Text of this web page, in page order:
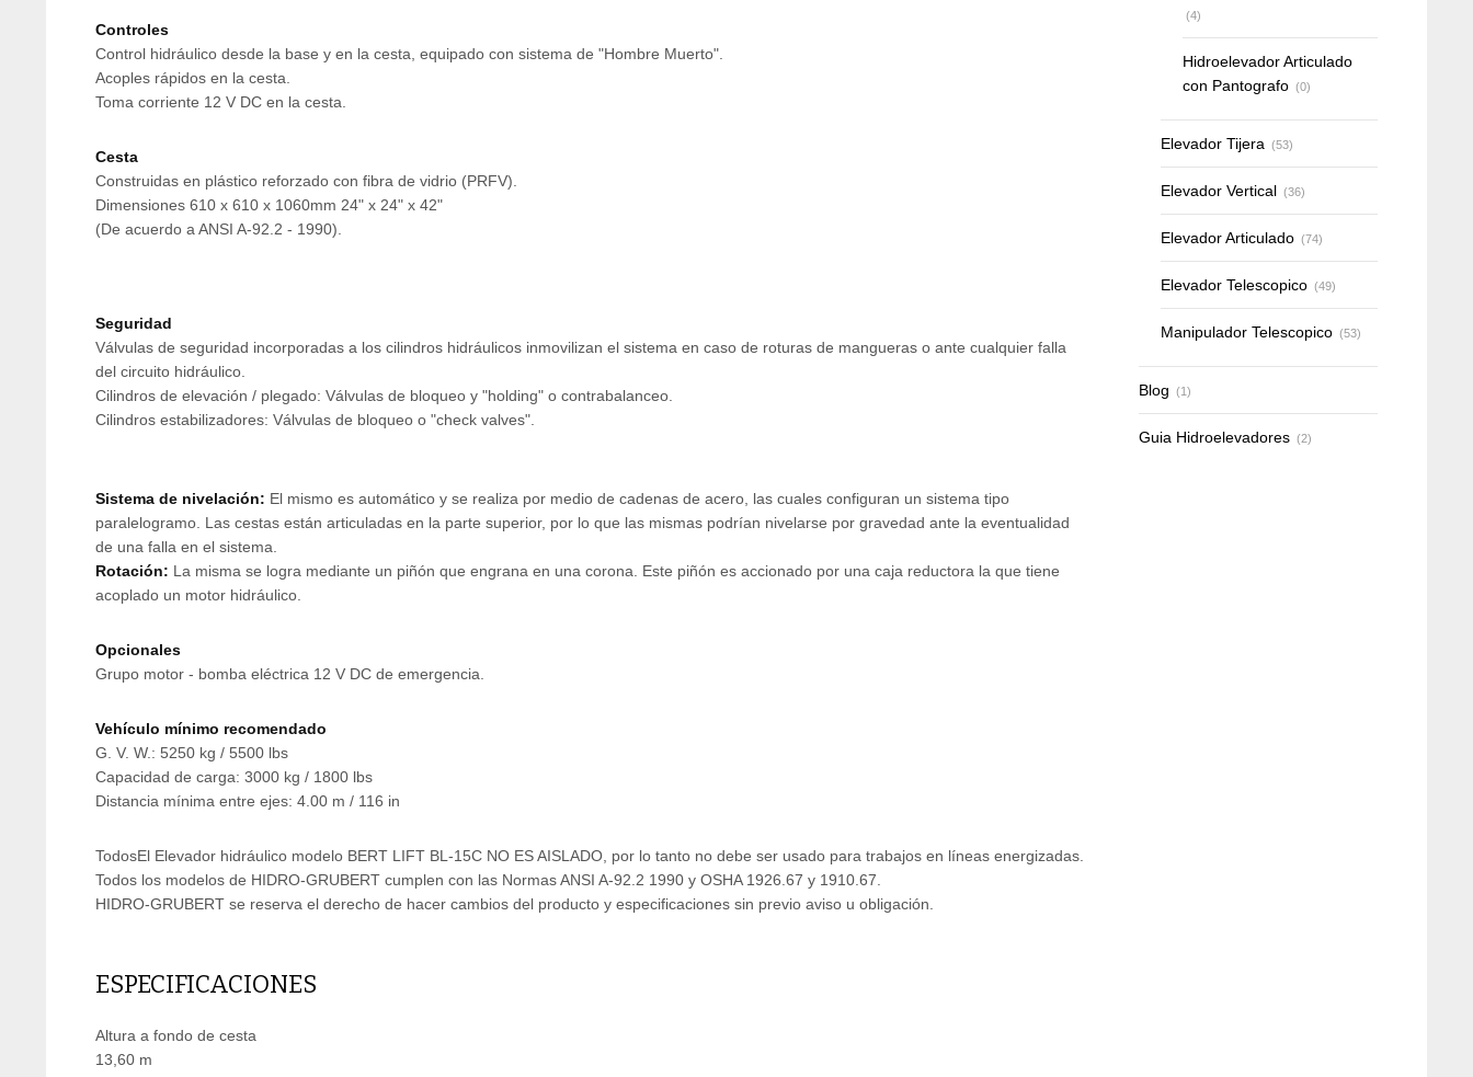
Controles
Control hidráulico desde la base y en la cesta, equipado con sistema de "Hombre Muerto".
Acoples rápidos en la cesta.
Toma corriente 12 V DC en la cesta.
Cesta
Construidas en plástico reforzado con fibra de vidrio (PRFV).
Dimensiones 610 x 610 x 1060mm 24" x 24" x 42"
(De acuerdo a ANSI A-92.2 - 1990).
Seguridad
Válvulas de seguridad incorporadas a los cilindros hidráulicos inmovilizan el sistema en caso de roturas de mangueras o ante cualquier falla
del circuito hidráulico.
Cilindros de elevación / plegado: Válvulas de bloqueo y "holding" o contrabalanceo.
Cilindros estabilizadores: Válvulas de bloqueo o "check valves".
Sistema de nivelación: El mismo es automático y se realiza por medio de cadenas de acero, las cuales configuran un sistema tipo
paralelogramo. Las cestas están articuladas en la parte superior, por lo que las mismas podrían nivelarse por gravedad ante la eventualidad
de una falla en el sistema.
Rotación: La misma se logra mediante un piñón que engrana en una corona. Este piñón es accionado por una caja reductora la que tiene
acoplado un motor hidráulico.
Opcionales
Grupo motor - bomba eléctrica 12 V DC de emergencia.
Vehículo mínimo recomendado
G. V. W.: 5250 kg / 5500 lbs
Capacidad de carga: 3000 kg / 1800 lbs
Distancia mínima entre ejes: 4.00 m / 116 in
TodosEl Elevador hidráulico modelo BERT LIFT BL-15C NO ES AISLADO, por lo tanto no debe ser usado para trabajos en líneas energizadas.
Todos los modelos de HIDRO-GRUBERT cumplen con las Normas ANSI A-92.2 1990 y OSHA 1926.67 y 1910.67.
HIDRO-GRUBERT se reserva el derecho de hacer cambios del producto y especificaciones sin previo aviso u obligación.
ESPECIFICACIONES
Altura a fondo de cesta
13,60 m
(4)
Hidroelevador Articulado
con Pantografo (0)
Elevador Tijera (53)
Elevador Vertical (36)
Elevador Articulado (74)
Elevador Telescopico (49)
Manipulador Telescopico (53)
Blog (1)
Guia Hidroelevadores (2)